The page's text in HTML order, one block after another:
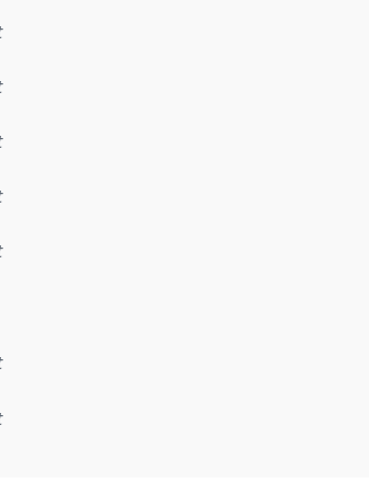
eller anna spesifikasjon som ligg til